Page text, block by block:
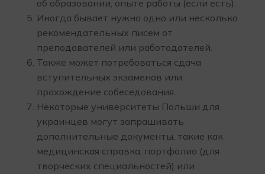
об образовании, опыте работы (если есть).
Иногда бывает нужно одно или несколько
рекомендательных писем от
преподавателей или работодателей.
Также может потребоваться сдача
вступительных экзаменов или
прохождение собеседования.
Некоторые университеты Польши для
украинцев могут запрашивать
дополнительные документы, такие как
медицинская справка, портфолио (для
творческих специальностей) или